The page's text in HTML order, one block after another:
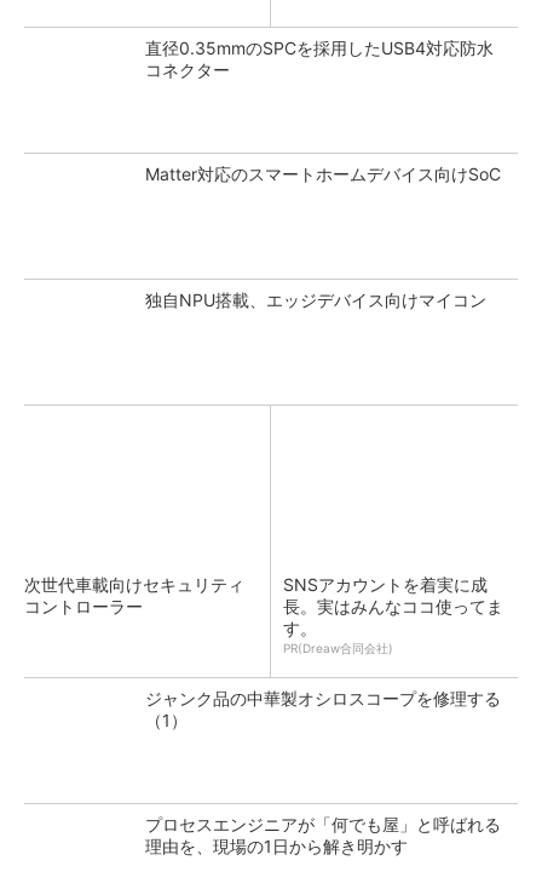
直径0.35mmのSPCを採用したUSB4対応防水
コネクター
Matter対応のスマートホームデバイス向けSoC
独自NPU搭載、エッジデバイス向けマイコン
次世代車載向けセキュリティ
コントローラー
SNSアカウントを着実に成
長。実はみんなココ使ってま
す。
PR(Dreaw合同会社)
ジャンク品の中華製オシロスコープを修理する
（1）
プロセスエンジニアが「何でも屋」と呼ばれる
理由を、現場の1日から解き明かす